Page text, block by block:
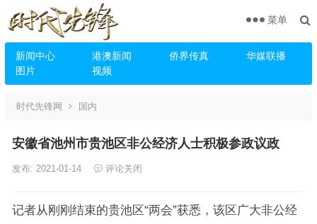
新闻中心 港澳新闻 侨界传真
华媒联播
图片
视频
菜单
时代先锋网 国内
安徽省池州市贵池区非公经济人士积极参政议政
发布: 2021-01-14 评论关闭
记者从刚刚结束的贵池区“两会”获悉，该区广大非公经